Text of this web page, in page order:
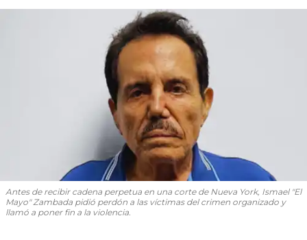
Antes de recibir cadena perpetua en una corte de Nueva York, Ismael "El
Mayo" Zambada pidió perdón a las víctimas del crimen organizado y
llamó a poner fin a la violencia.